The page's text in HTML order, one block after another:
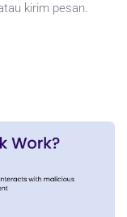
kirim pesan.